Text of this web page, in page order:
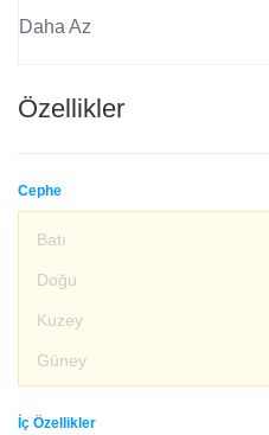
Daha Az
Özellikler
Cephe
Batı
Doğu
Kuzey
Güney
İç Özellikler